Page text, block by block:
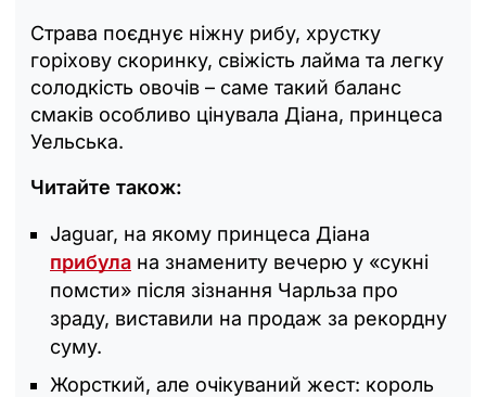
Страва поєднує ніжну рибу, хрустку
горіхову скоринку, свіжість лайма та легку
солодкість овочів – саме такий баланс
смаків особливо цінувала Діана, принцеса
Уельська.
Читайте також:
Jaguar, на якому принцеса Діана
прибула на знамениту вечерю у «сукні
помсти» після зізнання Чарльза про
зраду, виставили на продаж за рекордну
суму.
Жорсткий, але очікуваний жест: король